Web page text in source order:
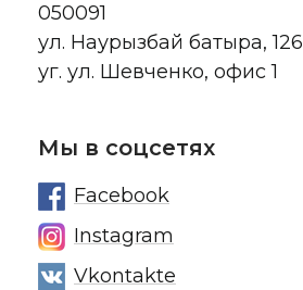
Мы в соцсетях
Facebook
Instagram
Vkontakte
050091
ул. Наурызбай батыра, 126
уг. ул. Шевченко, офис 1